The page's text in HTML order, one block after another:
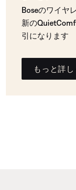
Boseのワイヤ
新の
引になります
もっと詳